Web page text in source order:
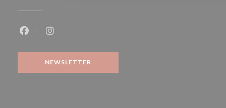
NEWSLETTER